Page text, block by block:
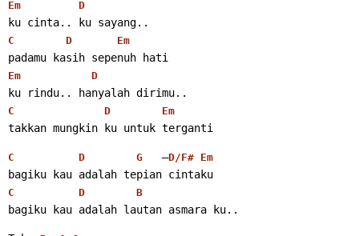
Em D
ku cinta.. ku sayang..
C D Em
padamu kasih sepenuh hati
Em D
ku rindu.. hanyalah dirimu..
C D Em
takkan mungkin ku untuk terganti
C D G
   –
D/F# Em
bagiku kau adalah tepian cintaku
C D B
bagiku kau adalah lautan asmara ku..